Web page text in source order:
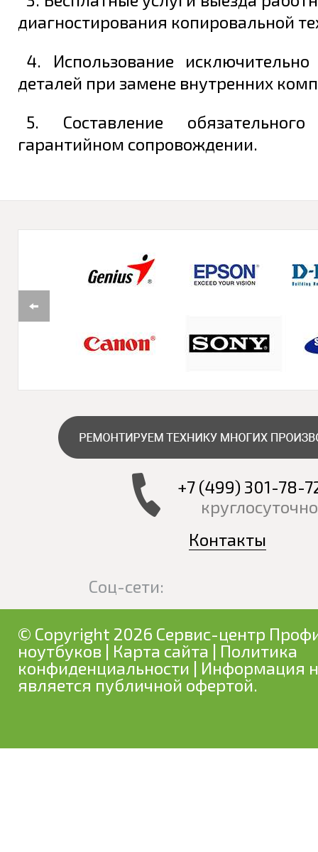
диагностирования копировальной
4. Использование
деталей при замене внутренних
5. Составление
гарантийном сопровождении.
+7 (499) 301-78-
Контакты
Соц-сети:
© Copyright 2026 Сервис-центр
ноутбуков | Карта сайта | Политика
конфиденциальности | Информация
является публичной офертой.